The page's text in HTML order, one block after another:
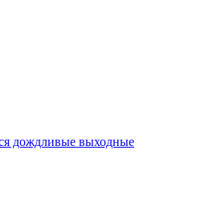
дождливые выходные